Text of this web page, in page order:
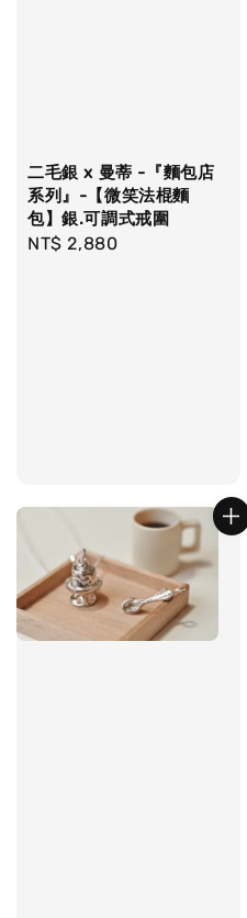
二毛銀 x 曼蒂 -『麵包店
系列』-【微笑法棍麵
包】銀.可調式戒圍
Regular
NT$ 2,880